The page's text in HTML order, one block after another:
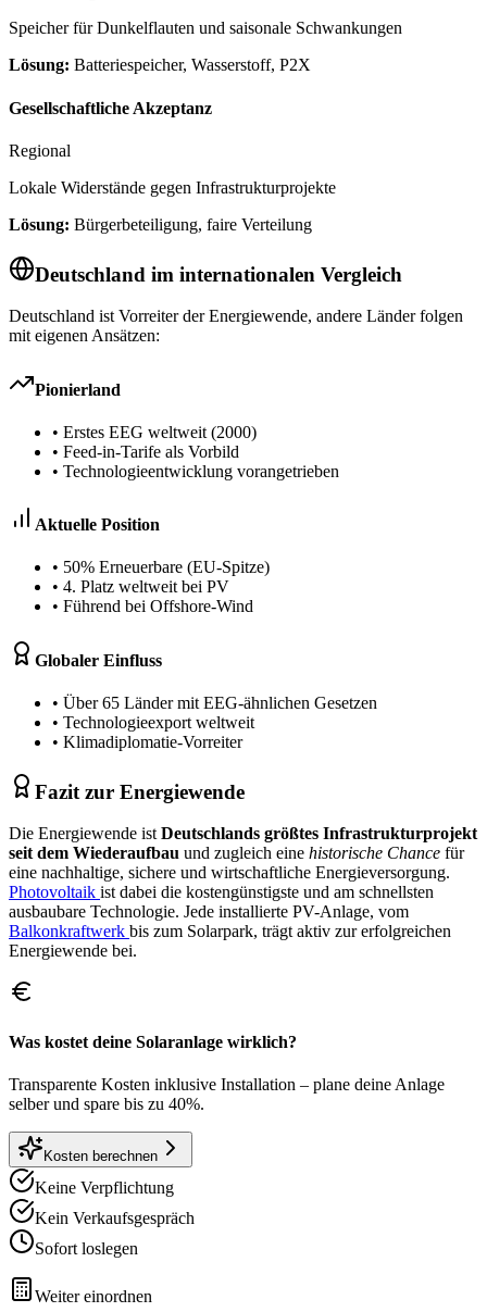
Speicher für Dunkelflauten und saisonale Schwankungen
Lösung: Batteriespeicher, Wasserstoff, P2X
Gesellschaftliche Akzeptanz
Regional
Lokale Widerstände gegen Infrastrukturprojekte
Lösung: Bürgerbeteiligung, faire Verteilung
Deutschland im internationalen Vergleich
Deutschland ist Vorreiter der Energiewende, andere Länder folgen
mit eigenen Ansätzen:
Pionierland
• Erstes EEG weltweit (2000)
• Feed-in-Tarife als Vorbild
• Technologieentwicklung vorangetrieben
Aktuelle Position
• 50% Erneuerbare (EU-Spitze)
• 4. Platz weltweit bei PV
• Führend bei Offshore-Wind
Globaler Einfluss
• Über 65 Länder mit EEG-ähnlichen Gesetzen
• Technologieexport weltweit
• Klimadiplomatie-Vorreiter
Fazit zur Energiewende
Die Energiewende ist Deutschlands größtes Infrastrukturprojekt
seit dem Wiederaufbau und zugleich eine historische Chance für
eine nachhaltige, sichere und wirtschaftliche Energieversorgung.
Photovoltaik ist dabei die kostengünstigste und am schnellsten
ausbaubare Technologie. Jede installierte PV-Anlage, vom
Balkonkraftwerk bis zum Solarpark, trägt aktiv zur erfolgreichen
Energiewende bei.
Was kostet deine Solaranlage wirklich?
Transparente Kosten inklusive Installation – plane deine Anlage
selber und spare bis zu 40%.
Kosten berechnen
Keine Verpflichtung
Kein Verkaufsgespräch
Sofort loslegen
Weiter einordnen